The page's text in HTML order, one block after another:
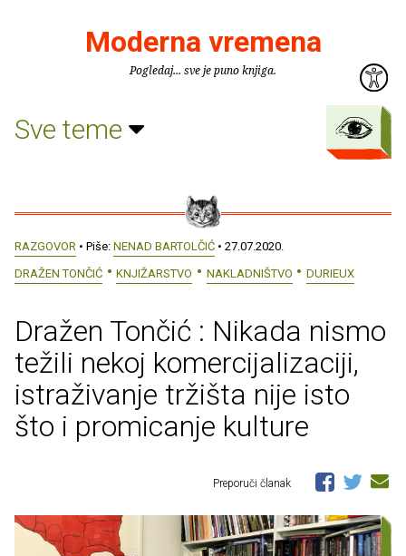
Moderna vremena
Pogledaj... sve je puno knjiga.
Sve teme
RAZGOVOR • Piše: NENAD BARTOLČIĆ • 27.07.2020.
DRAŽEN TONČIĆ
KNJIŽARSTVO NAKLADNIŠTVO DURIEUX
Dražen Tončić : Nikada nismo
težili nekoj komercijalizaciji,
istraživanje tržišta nije isto
što i promicanje kulture
Preporuči članak